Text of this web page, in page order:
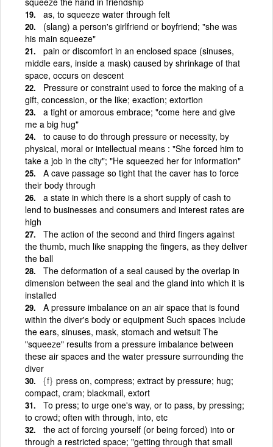
as, to squeeze water through felt
(slang) a person's girlfriend or boyfriend; "she was
his main squeeze"
pain or discomfort in an enclosed space (sinuses,
middle ears, inside a mask) caused by shrinkage of that
space, occurs on descent
Pressure or constraint used to force the making of a
gift, concession, or the like; exaction; extortion
a tight or amorous embrace; "come here and give
me a big hug"
to cause to do through pressure or necessity, by
physical, moral or intellectual means : "She forced him to
take a job in the city"; "He squeezed her for information"
A cave passage so tight that the caver has to force
their body through
a state in which there is a short supply of cash to
lend to businesses and consumers and interest rates are
high
The action of the second and third fingers against
the thumb, much like snapping the fingers, as they deliver
the ball
The deformation of a seal caused by the overlap in
dimension between the seal and the gland into which it is
installed
A pressure imbalance on an air space that is found
within the diver's body or equipment Such spaces include
the ears, sinuses, mask, stomach and wetsuit The
"squeeze" results from a pressure imbalance between
these air spaces and the water pressure surrounding the
diver
{f} press on, compress; extract by pressure; hug;
compact, cram; blackmail, extort
To press; to urge one's way, or to pass, by pressing;
to crowd; often with through, into, etc
the act of forcing yourself (or being forced) into or
through a restricted space; "getting through that small